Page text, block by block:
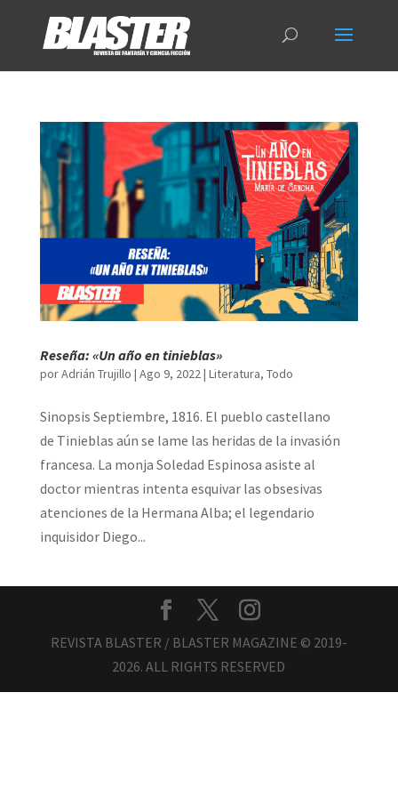
Reseña: «Un año en tinieblas»
porAdrián Trujillo | Ago 9, 2022| Literatura, Todo
Sinopsis Septiembre, 1816. El pueblo castellano
de Tinieblas aún se lame las heridas de la invasión
francesa. La monja Soledad Espinosa asiste al
doctor mientras intenta esquivar las obsesivas
atenciones de la Hermana Alba; el legendario
inquisidor Diego...
REVISTA BLASTER / BLASTER MAGAZINE © 2019-
2026. ALL RIGHTS RESERVED